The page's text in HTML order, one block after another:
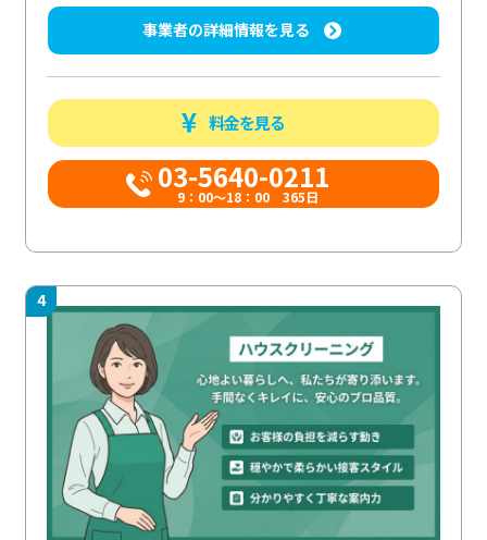
事業者の詳細情報を見る
料金を見る
03-5640-0211
9：00～18：00 365日
4